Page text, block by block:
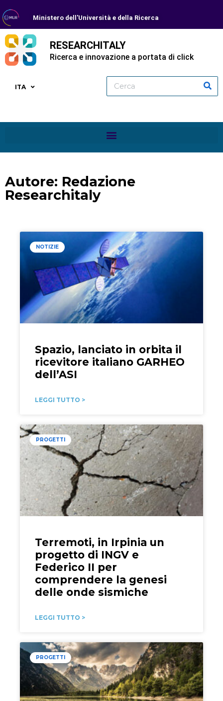
Ministero dell'Università e della Ricerca
RESEARCHITALY
Ricerca e innovazione a portata di click
ITA
Autore: Redazione
Researchitaly
NOTIZIE
Spazio, lanciato in orbita il
ricevitore italiano GARHEO
dell’ASI
LEGGI TUTTO >
PROGETTI
Terremoti, in Irpinia un
progetto di INGV e
Federico II per
comprendere la genesi
delle onde sismiche
LEGGI TUTTO >
PROGETTI